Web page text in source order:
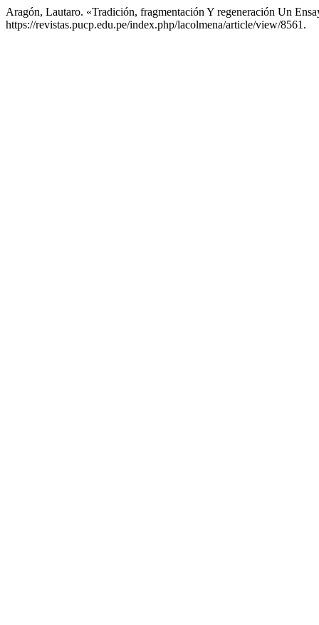
Aragón, Lautaro. «Tradición, fragmentación Y regeneración Un
https://revistas.pucp.edu.pe/index.php/lacolmena/article/view/8561.